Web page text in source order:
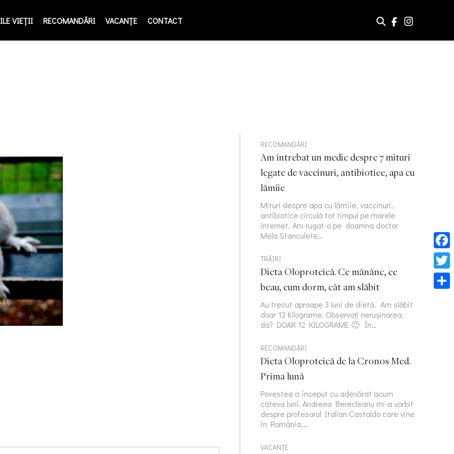
VIEŢII RECOMANDĂRI VACANȚE CONTACT
RECOMANDĂRI
Am întrebat un medic despre 7 mituri
legate de vaccinuri, antibiotice, apa cu
lămîie
Mituri despre apa cu lămîie, vaccinuri,
antibiotice circulă tot timpul pe marele
internet. Am rugat-o pe doamna doctor
Mela Stanculete…
TRĂIRI
Dieta Oloproteică. Ce mănânc, ce
beau, cum dorm, cât am slăbit
Au trecut aproape 3 luni de dietă. Am slăbit
doar 12 kilograme. Observați nerușinarea,
da? DOAR 12 KILOGRAME 🙂 În…
RECOMANDĂRI
Dieta Oloproteică de la Cronos Med.
Prima lună
Povestea a început cu adevărat acum
câteva luni. Andreea Berecleanu mi-a vorbit
despre profesorul Italian Castaldo care vine
în România,…
VACANȚE